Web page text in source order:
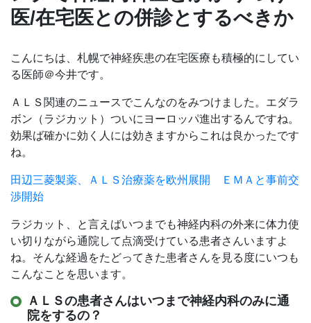
医/在宅医との併診とするべきか
こんにちは、札幌で神経疾患の在宅医療も積極的にしてい
る医師＠今井です。
ＡＬＳ関連のニュースでこんなのをみつけました。エダラ
ボン（ラジカット）ついにヨーロッパ進出するんですね。
効果ば確かに効く人には効きますからこれは良かったです
ね。
田辺三菱製薬、ＡＬＳ治療薬を欧州展開 ＥＭＡと事前交
渉開始
ラジカット、と言えばいつまでも神経内科の外来に体力使
い切りながら通院して点滴受けている患者さんいますよ
ね。そんな経過をたどってきた患者さんを見る度にいつも
こんなことを思います。
ＡＬＳの患者さんはいつまで神経内科のみに通
院をするの？